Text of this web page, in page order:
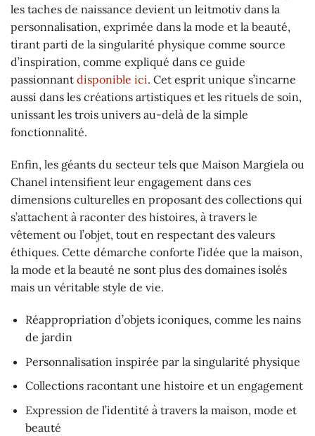
les taches de naissance devient un leitmotiv dans la
personnalisation, exprimée dans la mode et la beauté,
tirant parti de la singularité physique comme source
d’inspiration, comme expliqué dans ce guide
passionnant disponible ici. Cet esprit unique s’incarne
aussi dans les créations artistiques et les rituels de soin,
unissant les trois univers au-delà de la simple
fonctionnalité.
Enfin, les géants du secteur tels que Maison Margiela ou
Chanel intensifient leur engagement dans ces
dimensions culturelles en proposant des collections qui
s’attachent à raconter des histoires, à travers le
vêtement ou l’objet, tout en respectant des valeurs
éthiques. Cette démarche conforte l’idée que la maison,
la mode et la beauté ne sont plus des domaines isolés
mais un véritable style de vie.
Réappropriation d’objets iconiques, comme les nains
de jardin
Personnalisation inspirée par la singularité physique
Collections racontant une histoire et un engagement
Expression de l’identité à travers la maison, mode et
beauté